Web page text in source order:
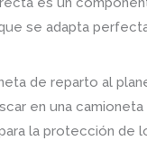
se adapta
de reparto al
en una
la protección de